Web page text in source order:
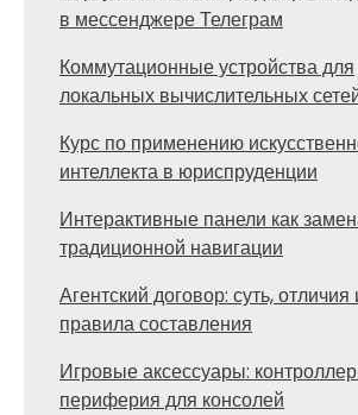
в мессенджере Телеграм
Коммутационные устройства для
локальных вычислительных
Курс по применению
интеллекта в юриспруденции
Интерактивные панели как
традиционной навигации
Агентский договор: суть, отличия
правила составления
Игровые аксессуары:
периферия для консолей